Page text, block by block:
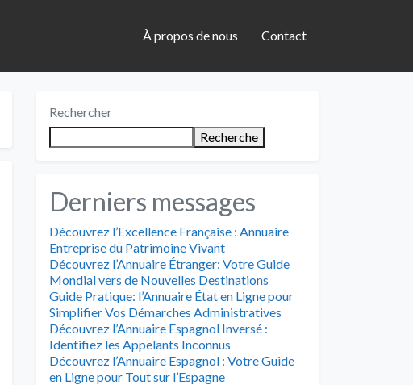
À propos de nous Contact
Rechercher
Recherche
Derniers messages
Découvrez l’Excellence Française : Annuaire
Entreprise du Patrimoine Vivant
Découvrez l’Annuaire Étranger: Votre Guide
Mondial vers de Nouvelles Destinations
Guide Pratique: l’Annuaire État en Ligne pour
Simplifier Vos Démarches Administratives
Découvrez l’Annuaire Espagnol Inversé :
Identifiez les Appelants Inconnus
Découvrez l’Annuaire Espagnol : Votre Guide
en Ligne pour Tout sur l’Espagne